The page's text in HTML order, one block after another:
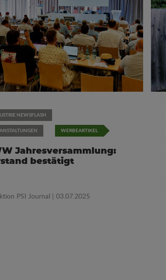
NEWSFLASH
WERBEARTIKEL
Jahresversammlung:
bestätigt
PSI Journal | 03.07.2025